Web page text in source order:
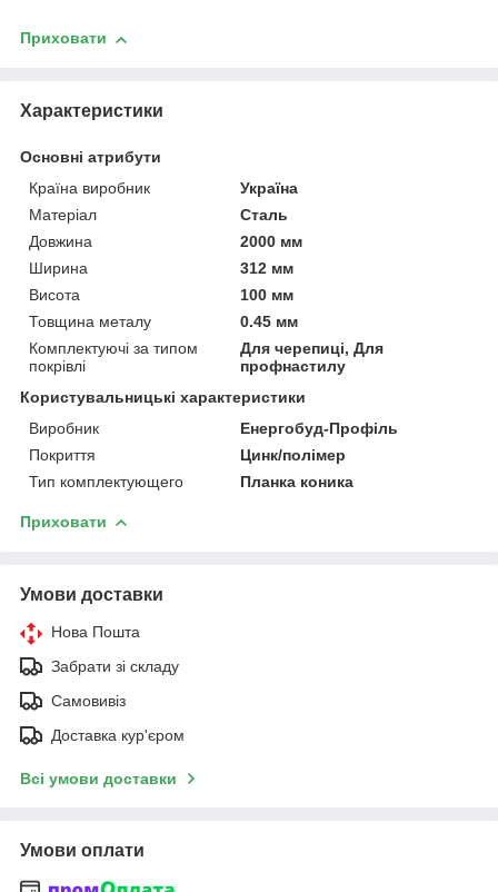
Приховати
Характеристики
Основні атрибути
Країна виробник
Україна
Матеріал
Сталь
Довжина
2000 мм
Ширина
312 мм
Висота
100 мм
Товщина металу
0.45 мм
Комплектуючі за типом
покрівлі
Для черепиці, Для
профнастилу
Користувальницькі характеристики
Виробник
Енергобуд-Профіль
Покриття
Цинк/полімер
Тип комплектующего
Планка коника
Приховати
Умови доставки
Нова Пошта
Забрати зі складу
Самовивіз
Доставка кур'єром
Всі умови доставки
Умови оплати